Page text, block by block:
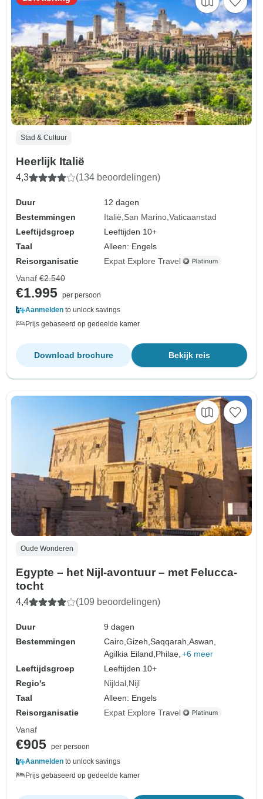
Stad & Cultuur
Heerlijk Italië
4,3 (134 beoordelingen)
Duur
12 dagen
Bestemmingen
Italië San Marino Vaticaanstad
Leeftijdsgroep
Leeftijden 10+
Taal
Alleen: Engels
Reisorganisatie
Expat Explore Travel
Vanaf €2.540
€1.995 per persoon
Aanmelden to unlock savings
Prijs gebaseerd op gedeelde kamer
Bekijk reis
Download brochure
Oude Wonderen
Egypte – het Nijl-avontuur – met Felucca-
tocht
4,4 (109 beoordelingen)
Duur
9 dagen
Bestemmingen
Cairo,Gizeh,Saqqarah,Aswan,
Agilkia Eiland, Philae, +6 meer
Leeftijdsgroep
Leeftijden 10+
Regio's
Nijldal Nijl
Taal
Alleen: Engels
Reisorganisatie
Expat Explore Travel
Vanaf
€905 per persoon
Aanmelden to unlock savings
Prijs gebaseerd op gedeelde kamer